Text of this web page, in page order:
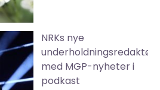
NRKs nye
underholdningsredaktør
med MGP-nyheter i
podkast